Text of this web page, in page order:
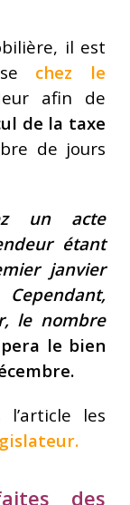
il est
chez le
afin de
de la taxe
de jours
un acte
étant
janvier
le nombre
le bien
les
.
des